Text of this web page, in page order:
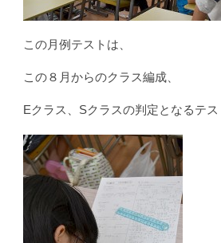
この月例テストは、
この８月からのクラス編成、
Eクラス、Sクラスの判定となるテス